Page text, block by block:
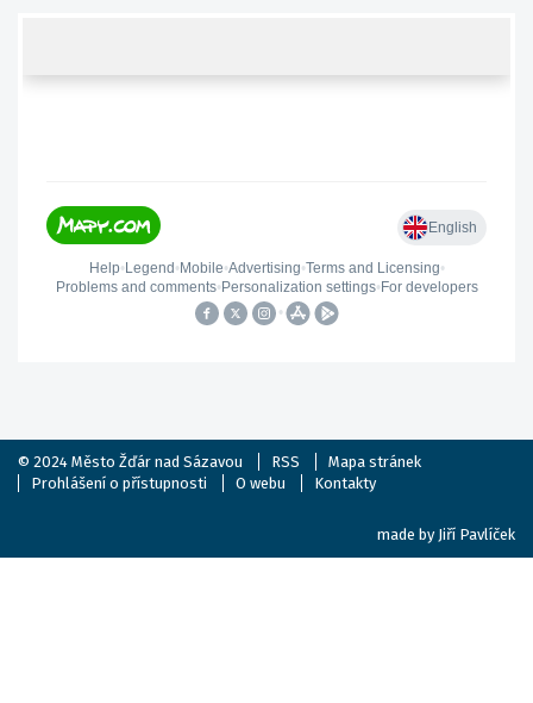
© 2024 Město Žďár nad Sázavou RSS
Mapa stránek
Prohlášení o přístupnosti
O webu Kontakty
made by Jiří Pavlíček